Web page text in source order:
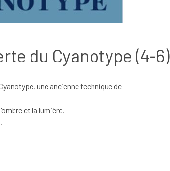
du Cyanotype (4-6)
une ancienne technique de
et la lumière.